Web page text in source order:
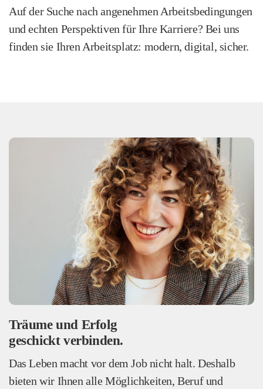
Auf der Suche nach angenehmen Arbeitsbedingungen
und echten Perspektiven für Ihre Karriere? Bei uns
finden sie Ihren Arbeitsplatz: modern, digital, sicher.
Träume und Erfolg
geschickt verbinden.
Das Leben macht vor dem Job nicht halt. Deshalb
bieten wir Ihnen alle Möglichkeiten, Beruf und